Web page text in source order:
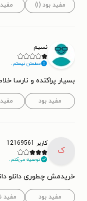
مفید بود (۱)
نسیم
مطمئن نیستم.
بسیار پراکنده و نارسا
مفید بود
ک
کاربر 12169561
توصیه می‌کنم.
خریدمش چطوری دانلو
مفید بود مفید